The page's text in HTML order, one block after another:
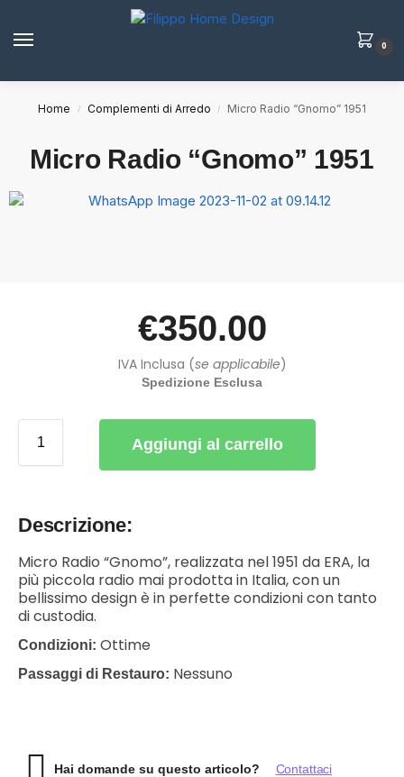
0
Home / Complementi di Arredo / Micro Radio “Gnomo” 1951
Micro Radio “Gnomo” 1951
€350.00
IVA Inclusa (se applicabile)
Spedizione Esclusa
Aggiungi al carrello
Descrizione:
Micro Radio “Gnomo”, realizzata nel 1951 da ERA, la
più piccola radio mai prodotta in Italia, con un
bellissimo design è in perfette condizioni con tanto
di custodia.
Condizioni: Ottime
Passaggi di Restauro: Nessuno
Hai domande su questo articolo? Contattaci